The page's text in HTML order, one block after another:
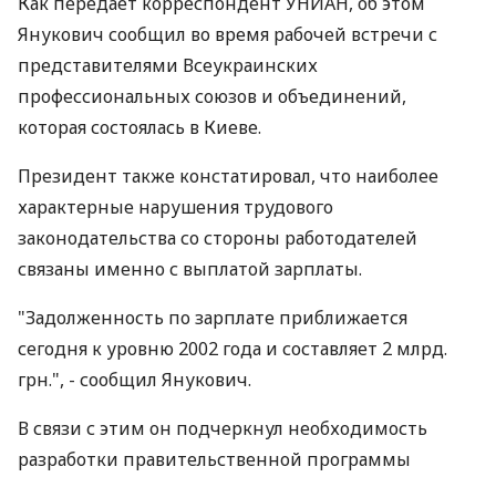
Янукович сообщил во время рабочей встречи с
представителями Всеукраинских
профессиональных союзов и объединений,
которая состоялась в Киеве.
Президент также констатировал, что наиболее
характерные нарушения трудового
законодательства со стороны работодателей
связаны именно с выплатой зарплаты.
"Задолженность по зарплате приближается
сегодня к уровню 2002 года и составляет 2 млрд.
грн.", - сообщил Янукович.
В связи с этим он подчеркнул необходимость
разработки правительственной программы